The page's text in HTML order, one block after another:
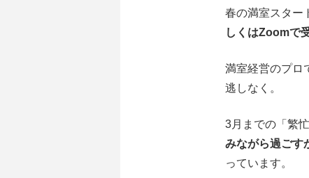
春の満室スター
しくはZoomで
満室経営のプロ
逃しなく。
3月までの「繁
みながら過ごす
っています。